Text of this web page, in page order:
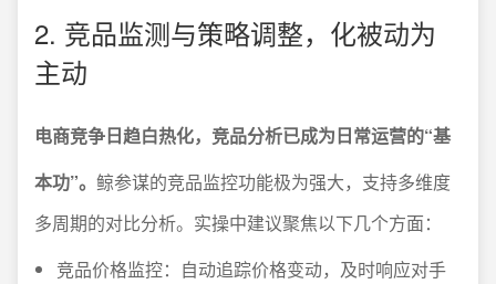
2. 竞品监测与策略调整，化被动为
主动
电商竞争日趋白热化，竞品分析已成为日常运营的“基
本功”。 鲸参谋的竞品监控功能极为强大，支持多维度
多周期的对比分析。实操中建议聚焦以下几个方面：
竞品价格监控：自动追踪价格变动，及时响应对手